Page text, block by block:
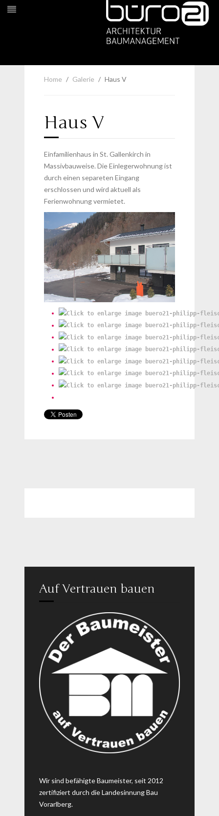
Home Galerie Haus V
Haus V
Einfamilienhaus in St. Gallenkirch in
Massivbauweise. Die Einlegerwohnung ist
durch einen separeten Eingang
erschlossen und wird aktuell als
Ferienwohnung vermietet.
Auf Vertrauen bauen
Wir sind befähigte Baumeister, seit 2012
zertifiziert durch die Landesinnung Bau
Vorarlberg.